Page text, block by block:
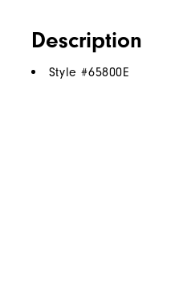
Description
Style #65800E